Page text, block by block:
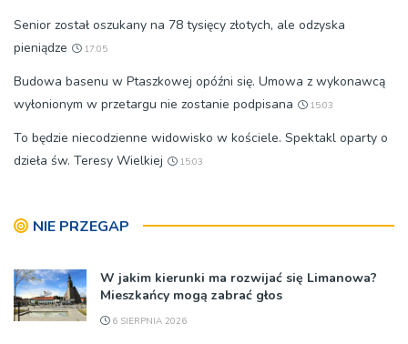
Senior został oszukany na 78 tysięcy złotych, ale odzyska
pieniądze
17:05
Budowa basenu w Ptaszkowej opóźni się. Umowa z wykonawcą
wyłonionym w przetargu nie zostanie podpisana
15:03
To będzie niecodzienne widowisko w kościele. Spektakl oparty o
dzieła św. Teresy Wielkiej
15:03
NIE PRZEGAP
W jakim kierunki ma rozwijać się Limanowa?
Mieszkańcy mogą zabrać głos
6 SIERPNIA 2026